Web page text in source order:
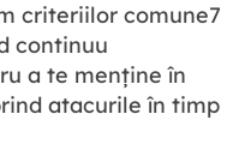
criteriilor comune7
continuu
a te menține în
atacurile în timp